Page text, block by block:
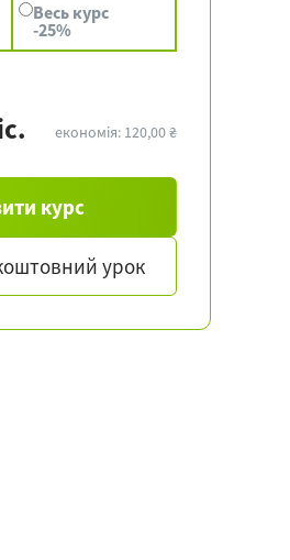
Весь курс
-25%
економія: 120,00 ₴
курс
урок